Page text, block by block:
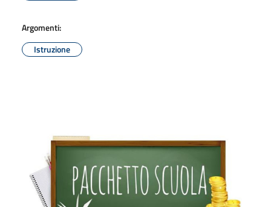
Argomenti:
Istruzione